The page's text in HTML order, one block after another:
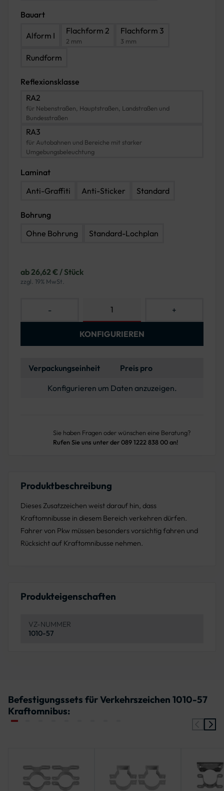
Bauart
Alform I Flachform 2
2 mm
Flachform 3
3 mm
Rundform
Reflexionsklasse
RA2
für Nebenstraßen, Hauptstraßen, Landstraßen und
Bundesstraßen
RA3
für Autobahnen und Bereiche mit starker
Umgebungsbeleuchtung
Laminat
Anti-Graffiti
Anti-Sticker Standard
Bohrung
Ohne Bohrung
Standard-Lochplan
ab 26,62 € / Stück
zzgl. 19% MwSt.
- +
KONFIGURIEREN
Verpackungseinheit
Preis pro
Konfigurieren um Daten anzuzeigen.
Sie haben Fragen oder wünschen eine Beratung?
Rufen Sie uns unter der 089 1222 838 00 an!
Produktbeschreibung
Dieses Zusatzzeichen weist darauf hin, dass
Kraftomnibusse in diesem Bereich verkehren dürfen.
Fahrer von Pkw müssen besonders vorsichtig fahren und
Rücksicht auf Kraftomnibusse nehmen.
Produkteigenschaften
VZ-NUMMER
1010-57
Befestigungssets für Verkehrszeichen 1010-57
Kraftomnibus: